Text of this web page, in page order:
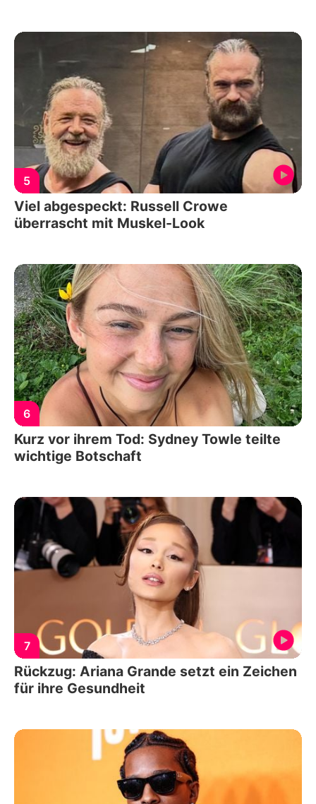
5
Viel abgespeckt: Russell Crowe
überrascht mit Muskel-Look
6
Kurz vor ihrem Tod: Sydney Towle teilte
wichtige Botschaft
7
Rückzug: Ariana Grande setzt ein Zeichen
für ihre Gesundheit